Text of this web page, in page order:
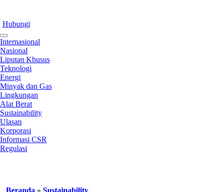
Hubungi
Internasional
Nasional
Liputan Khusus
Teknologi
Energi
Minyak dan Gas
Lingkungan
Alat Berat
Sustainability
Ulasan
Korporasi
Informasi CSR
Regulasi
Beranda » Sustainability